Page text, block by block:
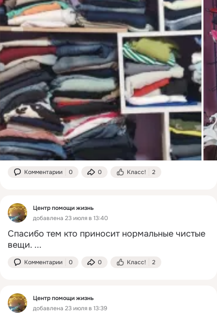
Комментарии 0 0 Класс! 2
Центр помощи жизнь
добавлена 23 июля в 13:40
Спасибо тем кто приносит нормальные чистые
вещи. ...
Комментарии 0 0 Класс! 2
Центр помощи жизнь
добавлена 23 июля в 13:39